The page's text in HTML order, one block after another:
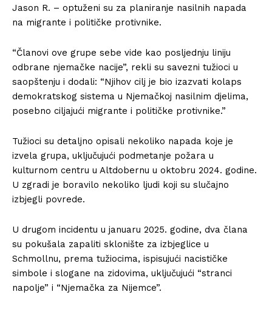
Jason R. – optuženi su za planiranje nasilnih napada
na migrante i političke protivnike.
“Članovi ove grupe sebe vide kao posljednju liniju
odbrane njemačke nacije”, rekli su savezni tužioci u
saopštenju i dodali: “Njihov cilj je bio izazvati kolaps
demokratskog sistema u Njemačkoj nasilnim djelima,
posebno ciljajući migrante i političke protivnike.”
Tužioci su detaljno opisali nekoliko napada koje je
izvela grupa, uključujući podmetanje požara u
kulturnom centru u Altdobernu u oktobru 2024. godine.
U zgradi je boravilo nekoliko ljudi koji su slučajno
izbjegli povrede.
U drugom incidentu u januaru 2025. godine, dva člana
su pokušala zapaliti sklonište za izbjeglice u
Schmollnu, prema tužiocima, ispisujući nacističke
simbole i slogane na zidovima, uključujući “stranci
napolje” i “Njemačka za Nijemce”.